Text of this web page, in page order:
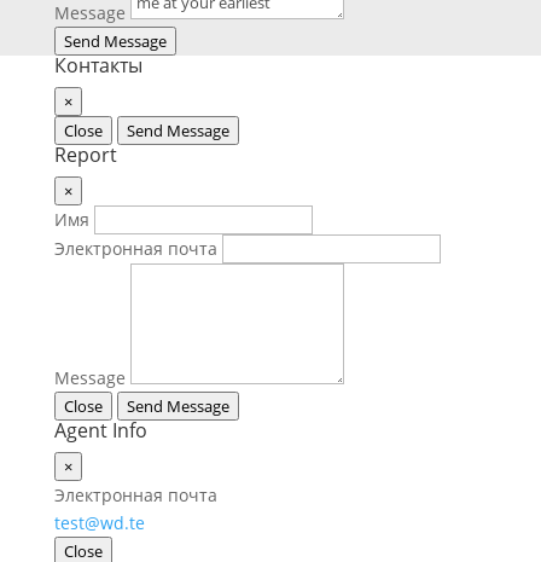
Message
Send Message
Контакты
×
Close
Send Message
Report
×
Имя
Электронная почта
Message
Close Send Message
Agent Info
×
Электронная почта
test@wd.te
Close